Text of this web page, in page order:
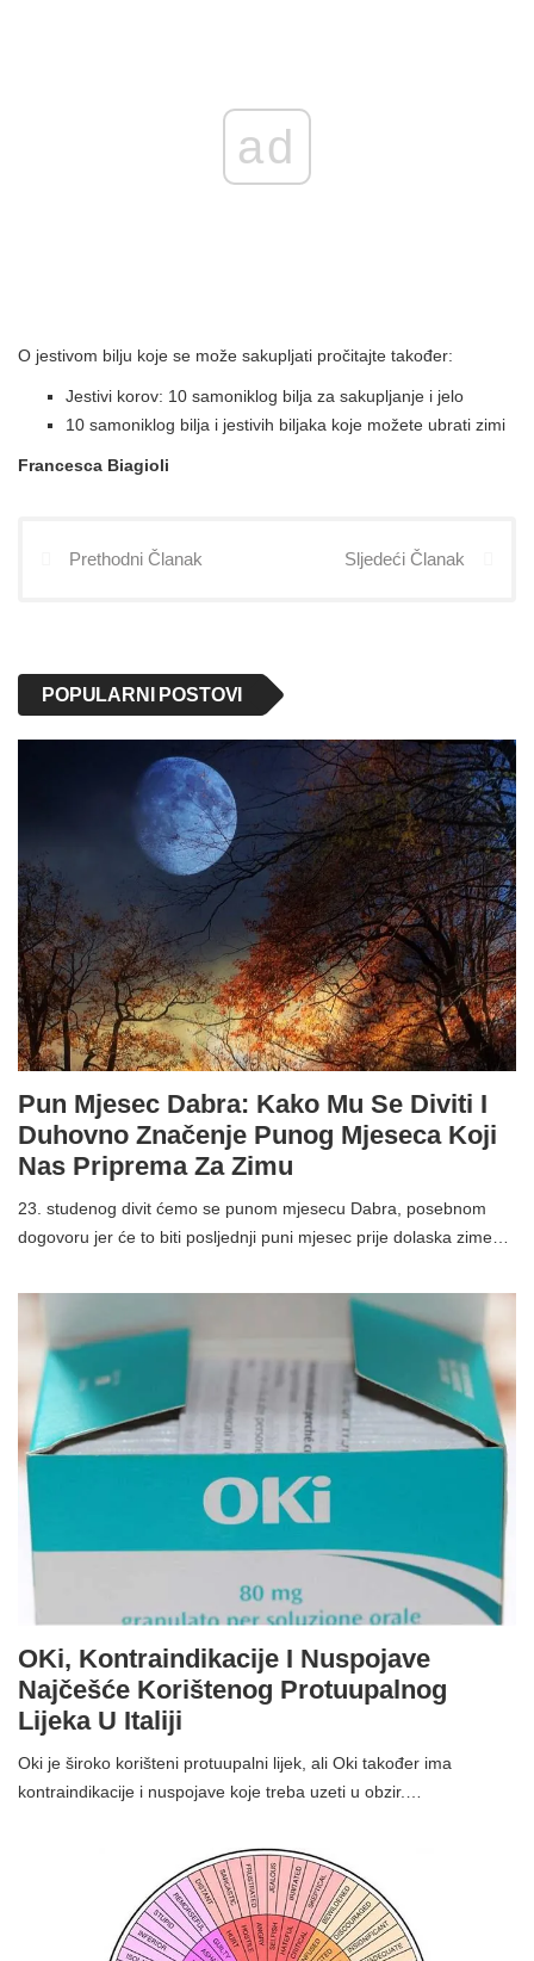
ad
O jestivom bilju koje se može sakupljati pročitajte također:
Jestivi korov: 10 samoniklog bilja za sakupljanje i jelo
10 samoniklog bilja i jestivih biljaka koje možete ubrati zimi
Francesca Biagioli
Prethodni Članak Sljedeći Članak
POPULARNI POSTOVI
Pun Mjesec Dabra: Kako Mu Se Diviti I
Duhovno Značenje Punog Mjeseca Koji
Nas Priprema Za Zimu
23. studenog divit ćemo se punom mjesecu Dabra, posebnom
dogovoru jer će to biti posljednji puni mjesec prije dolaska zime…
OKi, Kontraindikacije I Nuspojave
Najčešće Korištenog Protuupalnog
Lijeka U Italiji
Oki je široko korišteni protuupalni lijek, ali Oki također ima
kontraindikacije i nuspojave koje treba uzeti u obzir.…